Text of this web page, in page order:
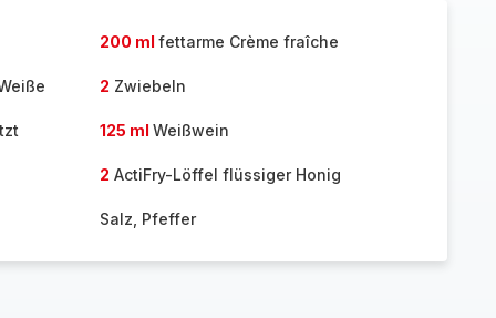
200 ml fettarme Crème fraîche
2 Zwiebeln
125 ml Weißwein
2 ActiFry-Löffel flüssiger Honig
Salz, Pfeffer